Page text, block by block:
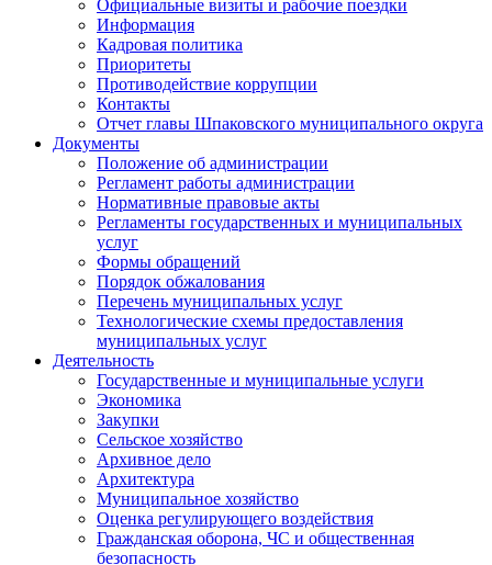
Официальные визиты и рабочие поездки
Информация
Кадровая политика
Приоритеты
Противодействие коррупции
Контакты
Отчет главы Шпаковского муниципального округа
Документы
Положение об администрации
Регламент работы администрации
Нормативные правовые акты
Регламенты государственных и муниципальных
услуг
Формы обращений
Порядок обжалования
Перечень муниципальных услуг
Технологические схемы предоставления
муниципальных услуг
Деятельность
Государственные и муниципальные услуги
Экономика
Закупки
Сельское хозяйство
Архивное дело
Архитектура
Муниципальное хозяйство
Оценка регулирующего воздействия
Гражданская оборона, ЧС и общественная
безопасность